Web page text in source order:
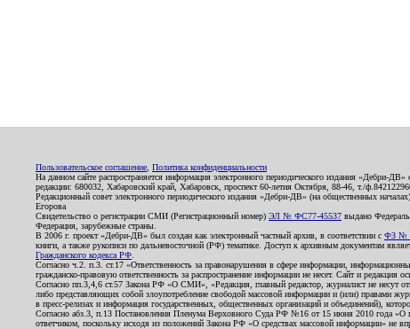
Пользовательское соглашение Политика конфиденциальности
На данном сайте распространяется информация электронного периодического издания
редакции: 680032, Хабаровский край, Хабаровск, проспект 60-летия Октября, 88-46, т./
Редакционный совет электронного периодического издания «Дебри-ДВ» (на
Егорова
Свидетельство о регистрации СМИ (Регистрационный номер) ЭЛ № ФС77-45537 выдано
Федерация, зарубежные страны.
В 2006 г. проект «Дебри-ДВ» был создан как электронный частный архив, в соответствии с ФЗ №
книги, а также рукописи по дальневосточной (РФ) тематике. Доступ к архивным документам
Гражданского кодекса РФ
Согласно ч.2. п.3. ст.17 «Ответственность за правонарушения в сфере информации,
гражданско-правовую ответственность за распространение информации не несет. Сайт и
Согласно пп.3,4,6 ст.57 Закона РФ «О СМИ», «Редакция, главный редактор, журналист не несут
либо представляющих собой злоупотребление свободой массовой информации и (или) правами
в пресс-релизах и информация государственных, общественных организаций и объединений),
Согласно абз.3, п.13 Постановления Пленума Верховного Суда РФ №16 от 15 июня 2010 года «О
ответчиком, поскольку исходя из положений Закона РФ «О средствах массовой информации» не